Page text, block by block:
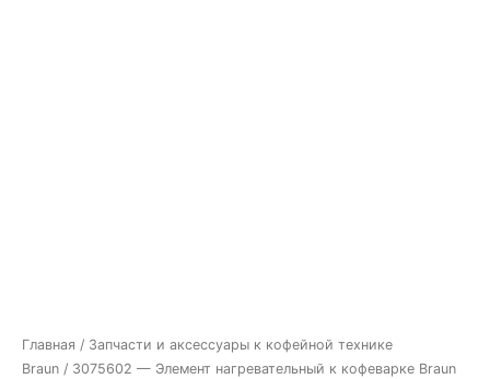
Главная / Запчасти и аксессуары к кофейной технике
Braun / 3075602 — Элемент нагревательный к кофеварке Braun